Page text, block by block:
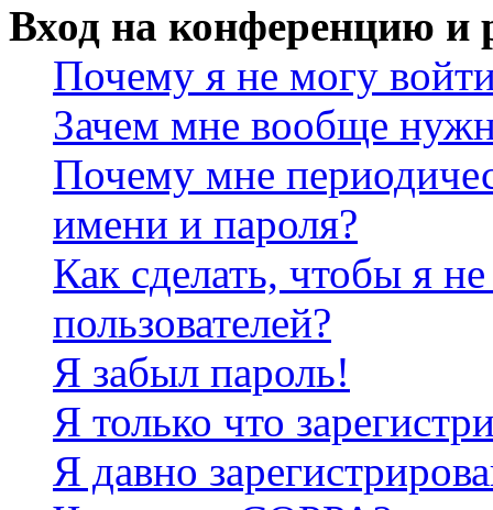
Вход на конференцию и
Почему я не могу
Зачем мне вообще
Почему мне
имени и пароля?
Как сделать, чтобы я
пользователей?
Я забыл пароль!
Я только что
Я давно